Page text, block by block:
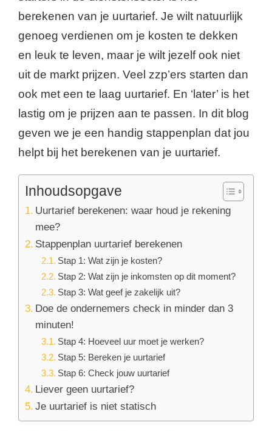
berekenen van je uurtarief. Je wilt natuurlijk
genoeg verdienen om je kosten te dekken
en leuk te leven, maar je wilt jezelf ook niet
uit de markt prijzen. Veel zzp’ers starten dan
ook met een te laag uurtarief. En ‘later’ is het
lastig om je prijzen aan te passen. In dit blog
geven we je een handig stappenplan dat jou
helpt bij het berekenen van je uurtarief.
Inhoudsopgave
Uurtarief berekenen: waar houd je rekening
mee?
Stappenplan uurtarief berekenen
Stap 1: Wat zijn je kosten?
Stap 2: Wat zijn je inkomsten op dit moment?
Stap 3: Wat geef je zakelijk uit?
Doe de ondernemers check in minder dan 3
minuten!
Stap 4: Hoeveel uur moet je werken?
Stap 5: Bereken je uurtarief
Stap 6: Check jouw uurtarief
Liever geen uurtarief?
Je uurtarief is niet statisch